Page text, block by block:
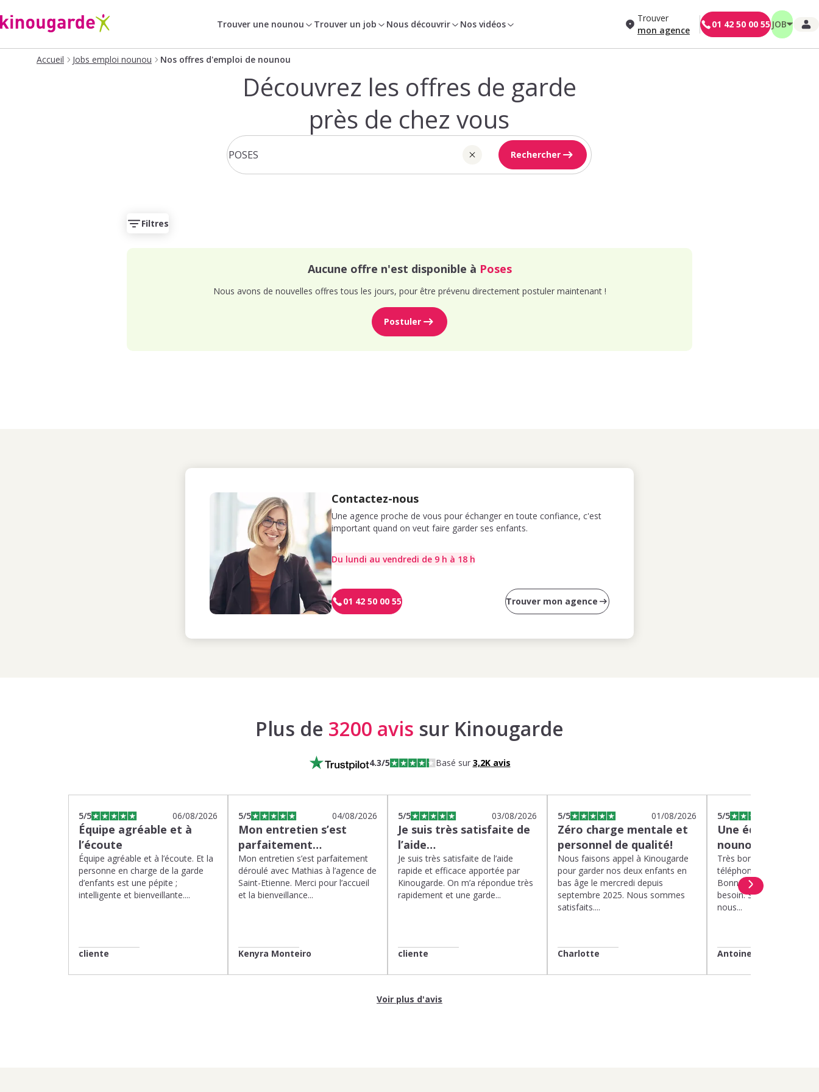
Trouver une nounou Trouver un job Nous découvrir Nos vidéos
Trouver
mon agence
01 42 50 00 55 JOB
Accueil Jobs emploi nounou Nos offres d'emploi de nounou
Découvrez les offres de garde
près de chez vous
Rechercher
Filtres
Aucune offre n'est disponible à Poses
Nous avons de nouvelles offres tous les jours, pour être prévenu directement postuler maintenant !
Postuler
Contactez-nous
Une agence proche de vous pour échanger en toute confiance, c'est
important quand on veut faire garder ses enfants.
Du lundi au vendredi de 9 h à 18 h
01 42 50 00 55 Trouver mon agence
Plus de 3200 avis sur Kinougarde
4.3/5 Basé sur 3,2Kavis
5/5 06/08/2026
Équipe agréable et à
l’écoute
Équipe agréable et à l’écoute. Et la
personne en charge de la garde
d’enfants est une pépite ;
intelligente et bienveillante....
cliente
5/5 04/08/2026
Mon entretien s’est
parfaitement…
Mon entretien s’est parfaitement
déroulé avec Mathias à l’agence de
Saint-Etienne. Merci pour l’accueil
et la bienveillance...
Kenyra Monteiro
5/5 03/08/2026
Je suis très satisfaite de
l’aide…
Je suis très satisfaite de l’aide
rapide et efficace apportée par
Kinougarde. On m’a répondue très
rapidement et une garde...
cliente
5/5 01/08/2026
Zéro charge mentale et
personnel de qualité!
Nous faisons appel à Kinougarde
pour garder nos deux enfants en
bas âge le mercredi depuis
septembre 2025. Nous sommes
satisfaits....
Charlotte
5/5
Une équipe
nounou parfaite!
Très bons interlocuteurs
téléphone. Rapidité.
Bonne compréhension
besoin. Soucis du détail.
nous...
Antoine
Voir plus d'avis